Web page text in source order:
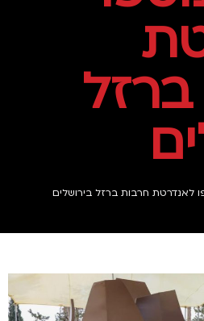
לאנדרטת חרבות ברזל בירושלים